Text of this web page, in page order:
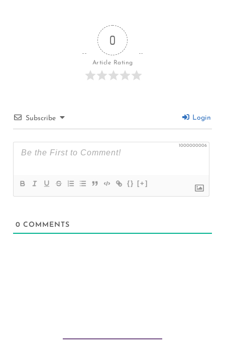
0
Article Rating
Subscribe Login
1000000006
{} [+]
0 COMMENTS